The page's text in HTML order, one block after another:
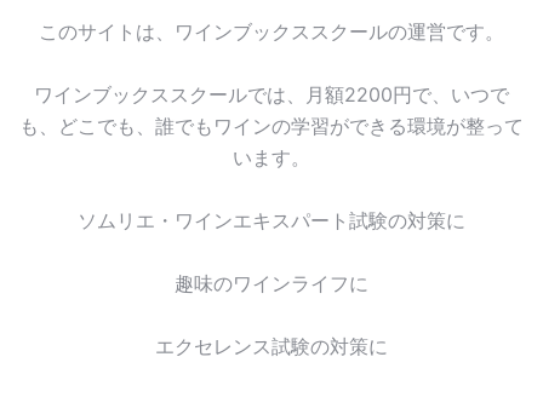
このサイトは、ワインブックススクールの運営です。
ワインブックススクールでは、月額2200円で、いつで
も、どこでも、誰でもワインの学習ができる環境が整って
います。
ソムリエ・ワインエキスパート試験の対策に
趣味のワインライフに
エクセレンス試験の対策に